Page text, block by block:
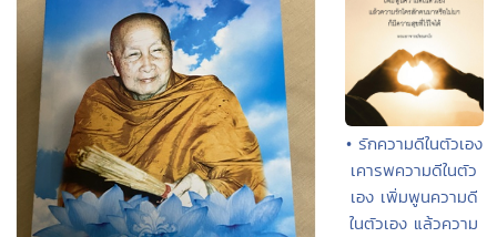
• รักความดีในตัวเอง
เคารพความดีในตัว
เอง เพิ่มพูนความดี
ในตัวเอง แล้วความ